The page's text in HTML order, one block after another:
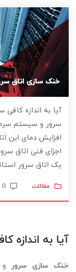
آیا به اندازه
سرور و سیستم
افزایش دمای این
اجزای فنی اتاق
یک اتاق سرور
مقالات 0 دیدگاه
آیا به اندازه
خنک سازی سرور و